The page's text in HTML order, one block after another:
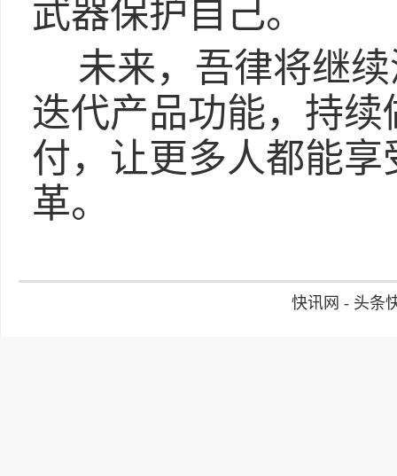
武器保护自己。
未来，吾律将继
迭代产品功能，持
付，让更多人都能
革。
快讯网 - 头条